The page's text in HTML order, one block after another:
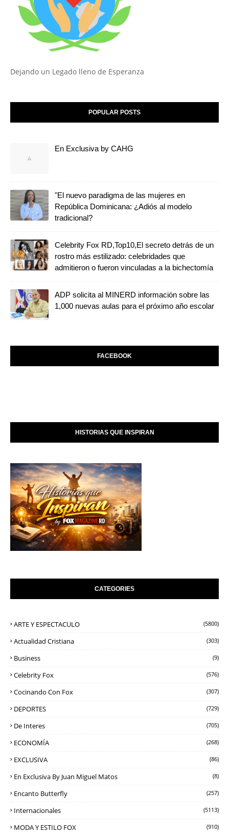
Dejando un Legado lleno de Esperanza
POPULAR POSTS
En Exclusiva by CAHG
"El nuevo paradigma de las mujeres en
República Dominicana: ¿Adiós al modelo
tradicional?
Celebrity Fox RD,Top10,El secreto detrás de un
rostro más estilizado: celebridades que
admitieron o fueron vinculadas a la bichectomía
ADP solicita al MINERD información sobre las
1,000 nuevas aulas para el próximo año escolar
FACEBOOK
HISTORIAS QUE INSPIRAN
CATEGORIES
ARTE Y ESPECTACULO (5800)
Actualidad Cristiana (303)
Business (9)
Celebrity Fox (576)
Cocinando Con Fox (307)
DEPORTES (729)
De Interes (705)
ECONOMÍA (268)
EXCLUSIVA (86)
En Exclusiva By Juan Miguel Matos (8)
Encanto Butterfly (257)
Internacionales (5113)
MODA Y ESTILO FOX (910)